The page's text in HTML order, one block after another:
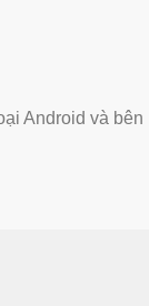
Android và bên